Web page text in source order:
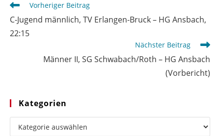
Weitere
Artikel
ansehen
Vorheriger Beitrag
C-Jugend männlich, TV Erlangen-Bruck – HG Ansbach,
22:15
Nächster Beitrag
Männer II, SG Schwabach/Roth – HG Ansbach
(Vorbericht)
Kategorien
Kategorien